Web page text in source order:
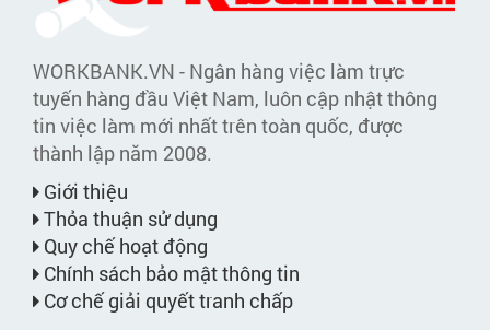
WORKBANK.VN - Ngân hàng việc làm trực
tuyến hàng đầu Việt Nam, luôn cập nhật thông
tin việc làm mới nhất trên toàn quốc, được
thành lập năm 2008.
Giới thiệu
Thỏa thuận sử dụng
Quy chế hoạt động
Chính sách bảo mật thông tin
Cơ chế giải quyết tranh chấp